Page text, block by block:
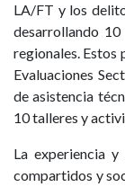
LA/FT y los
desarrollando
regionales. Estos
Evaluaciones
de asistencia
10 talleres y
La experiencia
compartidos y